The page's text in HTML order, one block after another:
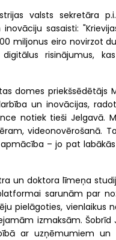
valsts sekretāra
sasaisti:
miljonus eiro novirzot
risinājumus,
domes
un inovācijas,
notiek tieši Jelgavā.
videonovērošanā.
– jo pat
un doktora līmeņa
sarunām par
pielāgoties, vienlaikus
izmaksām.
ar uzņēmumiem un